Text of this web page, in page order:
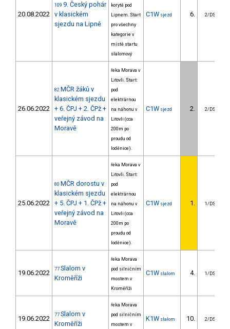
20.08.2022
109 9. Český pohár
v klasickém
sjezdu na Lipně
korytě pod
Lipnem. Start
pro všechny
kategorie v
místě startu
slalomový
C1W sjezd 6. 2/DS
26.06.2022
82 MČR žáků v
klasickém sjezdu
+ 6. ČPJ + 2. ČPž +
veřejný závod na
Moravě
řeka Morava v
Litovli. Start:
pod
elektrárnou
na náhonu v
Litovli (cca
200m po
proudu od
loděnice).
C1W sjezd 2. 2/DS
25.06.2022
80 MČR dorostu v
klasickém sjezdu
+ 5. ČPJ + 1. ČPž +
veřejný závod na
Moravě
řeka Morava v
Litovli. Start:
pod
elektrárnou
na náhonu v
Litovli (cca
200m po
proudu od
loděnice).
C1W sjezd 1. 1/DS
19.06.2022 77 Slalom v
Kroměříži
řeka Morava
pod silničním
mostem v
Kroměříži
C1W slalom 4. 1/DS
19.06.2022 77 Slalom v
Kroměříži
řeka Morava
pod silničním
mostem v
K1W slalom 10. 2/DS